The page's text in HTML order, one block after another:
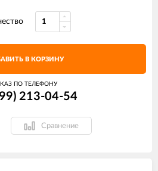
В КОРЗИНУ
ПО ТЕЛЕФОНУ
213-04-54​
Сравнение